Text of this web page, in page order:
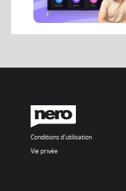
Conditions d'utilisation
Vie privée